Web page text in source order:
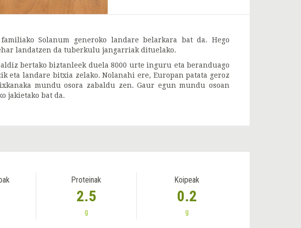
Solanum generoko landare belarkara bat da. Hego
landatzen da tuberkulu jangarriak dituelako.
bertako biztanleek duela 8000 urte inguru eta beranduago
eta landare bitxia zelako. Nolanahi ere, Europan patata geroz
mundu osora zabaldu zen. Gaur egun mundu osoan
jakietako bat da.
Proteinak
2.5
g
Koipeak
0.2
g